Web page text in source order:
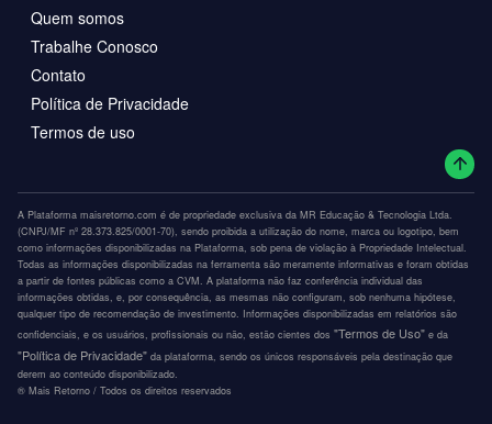
Quem somos
Trabalhe Conosco
Contato
Política de Privacidade
Termos de uso
A Plataforma maisretorno.com é de propriedade exclusiva da MR Educação & Tecnologia Ltda.
(CNPJ/MF nº 28.373.825/0001-70), sendo proibida a utilização do nome, marca ou logotipo, bem
como informações disponibilizadas na Plataforma, sob pena de violação à Propriedade Intelectual.
Todas as informações disponibilizadas na ferramenta são meramente informativas e foram obtidas
a partir de fontes públicas como a CVM. A plataforma não faz conferência individual das
informações obtidas, e, por consequência, as mesmas não configuram, sob nenhuma hipótese,
qualquer tipo de recomendação de investimento. Informações disponibilizadas em relatórios são
confidenciais, e os usuários, profissionais ou não, estão cientes dos "Termos de Uso" e da
"Política de Privacidade" da plataforma, sendo os únicos responsáveis pela destinação que
derem ao conteúdo disponibilizado.
®️ Mais Retorno / Todos os direitos reservados